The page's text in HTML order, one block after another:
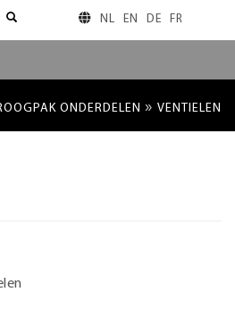
NL EN DE FR
ONDERDELEN » VENTIELEN